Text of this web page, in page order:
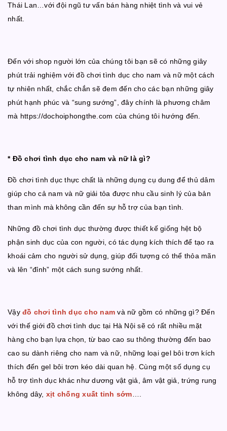
Thái Lan…với đội ngũ tư vấn bán hàng nhiệt tình và vui vẻ
nhất.
Đến với shop người lớn của chúng tôi bạn sẽ có những giây
phút trải nghiệm với đồ chơi tình dục cho nam và nữ một cách
tự nhiên nhất, chắc chắn sẽ đem đến cho các bạn những giây
phút hạnh phúc và “sung sướng”, đây chính là phương châm
mà https://dochoiphongthe.com của chúng tôi hướng đến.
* Đồ chơi tình dục cho nam và nữ là gì?
Đồ chơi tình dục thực chất là những dụng cụ dung để thủ dâm
giúp cho cả nam và nữ giải tỏa được nhu cầu sinh lý của bản
than mình mà không cần đến sự hỗ trợ của bạn tình.
Những đồ chơi tình dục thường được thiết kế giống hệt bộ
phận sinh dục của con người, có tác dụng kích thích để tạo ra
khoái cảm cho người sử dụng, giúp đối tượng có thể thỏa mãn
và lên “đỉnh” một cách sung sướng nhất.
Vậy đồ chơi tình dục cho nam và nữ gồm có những gì? Đến
với thế giới đồ chơi tình dục tại Hà Nội sẽ có rất nhiều mặt
hàng cho bạn lựa chọn, từ bao cao su thông thường đến bao
cao su dành riêng cho nam và nữ, những loại gel bôi trơn kích
thích đến gel bôi trơn kéo dài quan hệ. Cùng một số dụng cụ
hỗ trợ tình dục khác như dương vật giả, âm vật giả, trứng rung
không dây, xịt chống xuất tinh sớm